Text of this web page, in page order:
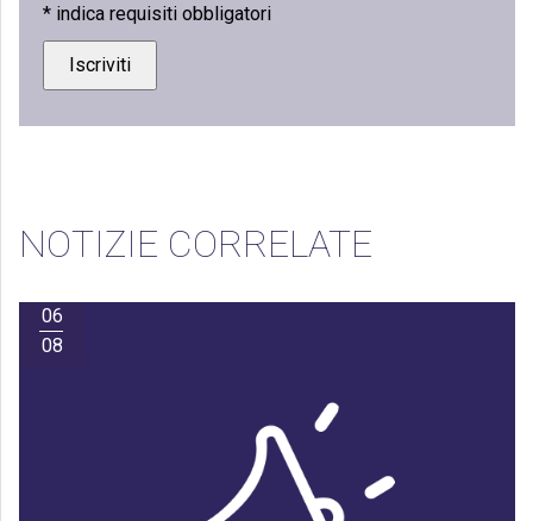
* indica requisiti obbligatori
NOTIZIE CORRELATE
06
08